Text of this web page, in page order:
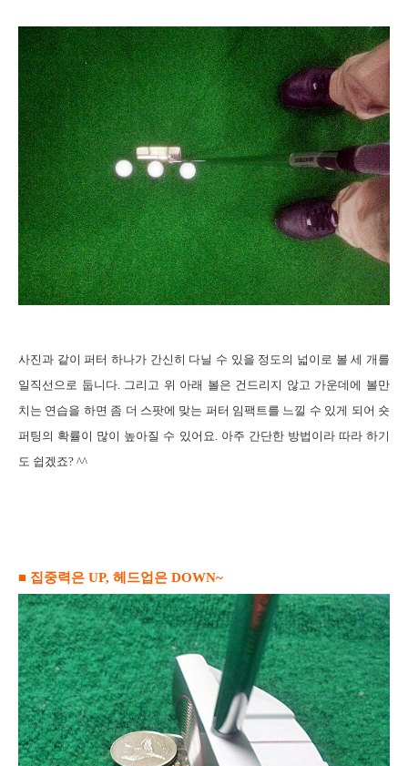
사진과 같이 퍼터 하나가 간신히 다닐 수 있을 정도의 넓이로 볼 세 개를
일직선으로 둡니다. 그리고 위 아래 볼은 건드리지 않고 가운데에 볼만
치는 연습을 하면 좀 더 스팟에 맞는 퍼터 임팩트를 느낄 수 있게 되어 숏
퍼팅의 확률이 많이 높아질 수 있어요
아주 간단한 방법이라 따라 하기
도 쉽겠죠? ^^
■ 집중력은 UP, 헤드업은 DOWN~